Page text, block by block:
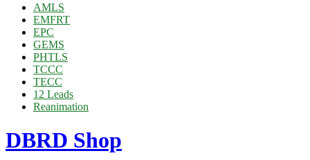
AMLS
EMFRT
EPC
GEMS
PHTLS
TCCC
TECC
12 Leads
Reanimation
DBRD Shop